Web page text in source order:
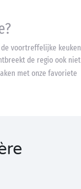
voortreffelijke keuken
de regio ook niet
met onze favoriete